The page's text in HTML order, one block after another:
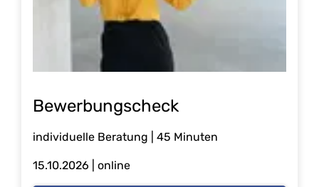
Bewerbungscheck
individuelle Beratung | 45 Minuten
15.10.2026 | online